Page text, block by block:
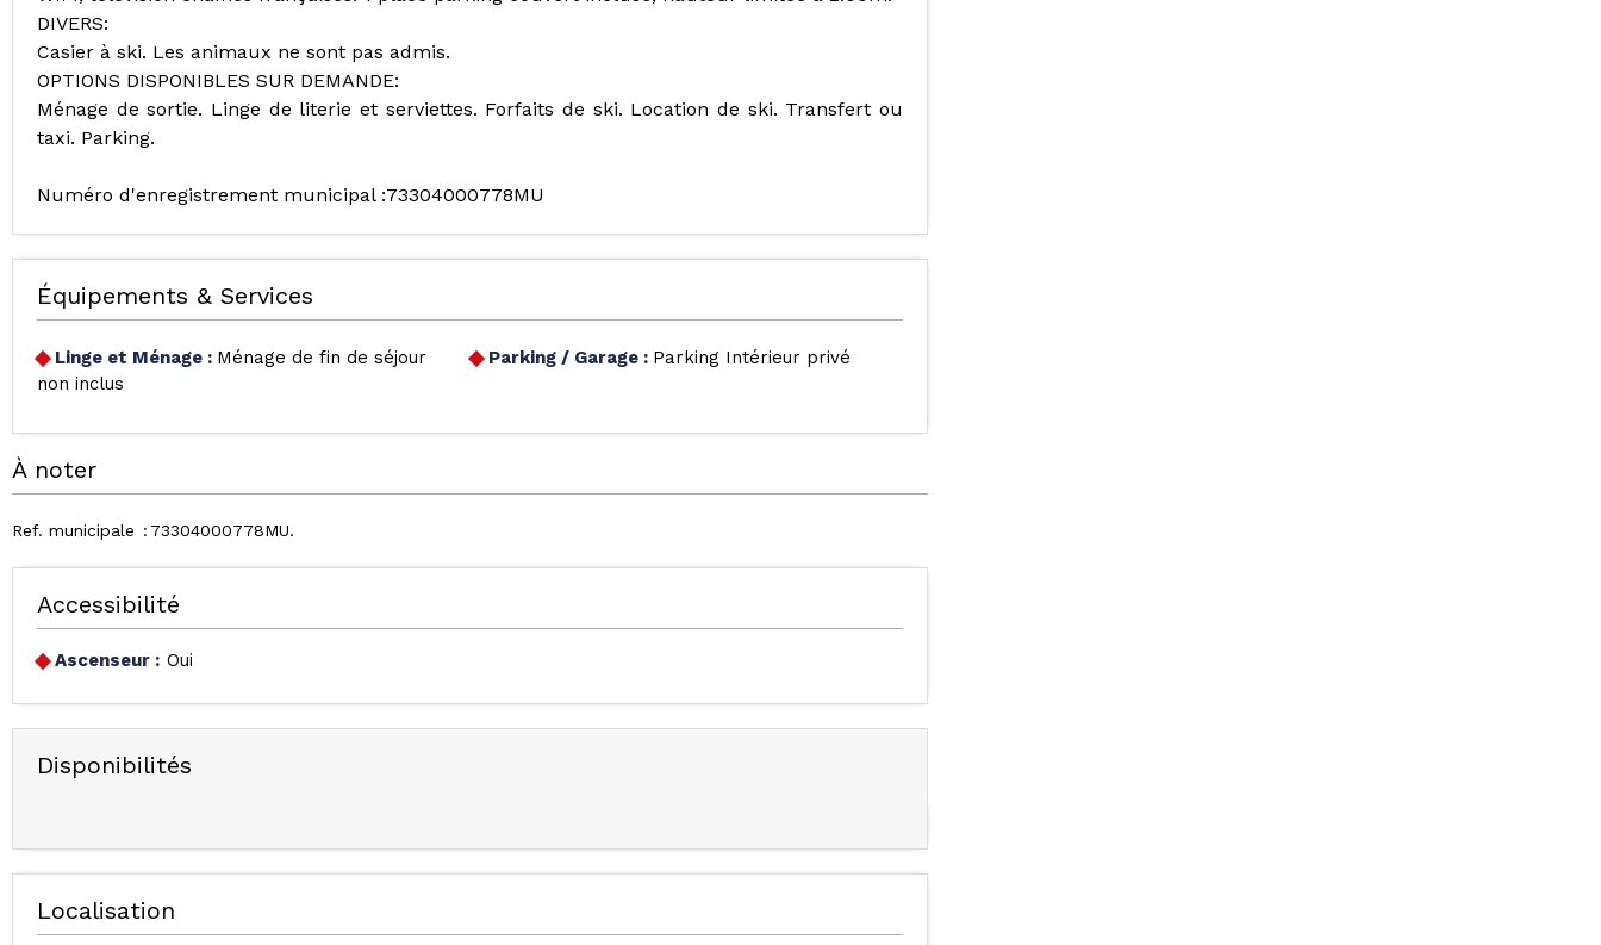
DIVERS:
Casier à ski. Les animaux ne sont pas admis.
OPTIONS DISPONIBLES SUR DEMANDE:
Ménage de sortie. Linge de literie et serviettes. Forfaits de ski. Location de ski. Transfert ou
taxi. Parking.
Numéro d'enregistrement municipal :73304000778MU
Équipements & Services
Linge et Ménage : Ménage de fin de séjour
non inclus
Parking / Garage : Parking Intérieur privé
À noter
Ref. municipale 73304000778MU
Accessibilité
Ascenseur : Oui
Disponibilités
Localisation